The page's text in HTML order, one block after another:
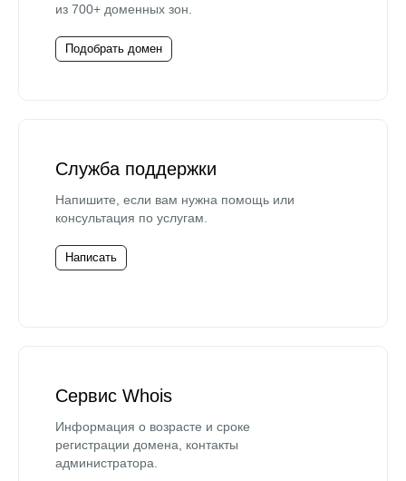
из 700+ доменных зон.
Подобрать домен
Служба поддержки
Напишите, если вам нужна помощь или
консультация по услугам.
Написать
Сервис Whois
Информация о возрасте и сроке
регистрации домена, контакты
администратора.